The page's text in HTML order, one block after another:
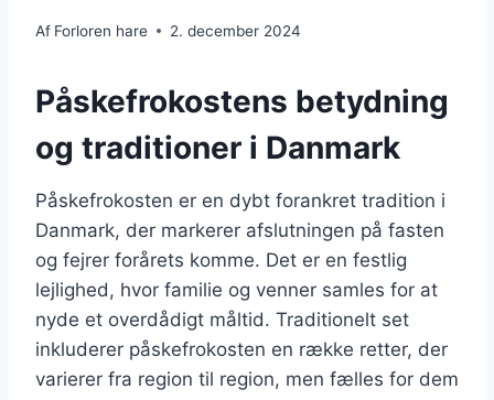
Af Forloren hare 2. december 2024
Påskefrokostens betydning
og traditioner i Danmark
Påskefrokosten er en dybt forankret tradition i
Danmark, der markerer afslutningen på fasten
og fejrer forårets komme. Det er en festlig
lejlighed, hvor familie og venner samles for at
nyde et overdådigt måltid. Traditionelt set
inkluderer påskefrokosten en række retter, der
varierer fra region til region, men fælles for dem